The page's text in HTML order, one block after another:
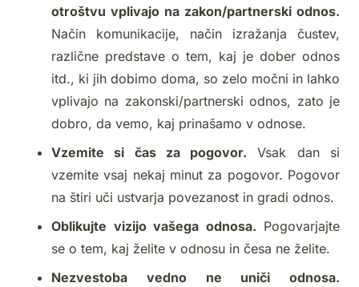
otroštvu vplivajo na zakon/partnerski odnos.
Način komunikacije, način izražanja čustev,
različne predstave o tem, kaj je dober odnos
itd., ki jih dobimo doma, so zelo močni in lahko
vplivajo na zakonski/partnerski odnos, zato je
dobro, da vemo, kaj prinašamo v odnose.
Vzemite si čas za pogovor. Vsak dan si
vzemite vsaj nekaj minut za pogovor. Pogovor
na štiri uči ustvarja povezanost in gradi odnos.
Oblikujte vizijo vašega odnosa. Pogovarjajte
se o tem, kaj želite v odnosu in česa ne želite.
Nezvestoba vedno ne uniči odnosa.